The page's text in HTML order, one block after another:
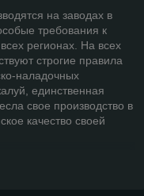
на заводах в
требования к
регионах. На всех
строгие правила
наладочных
единственная
свое производство в
качество своей